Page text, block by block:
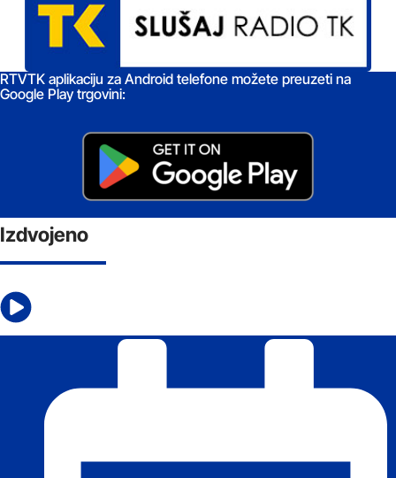
RTVTK aplikaciju za Android telefone možete preuzeti na
Google Play trgovini:
Izdvojeno